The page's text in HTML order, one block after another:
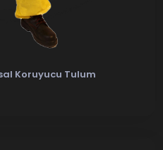
Koruyucu Tulum